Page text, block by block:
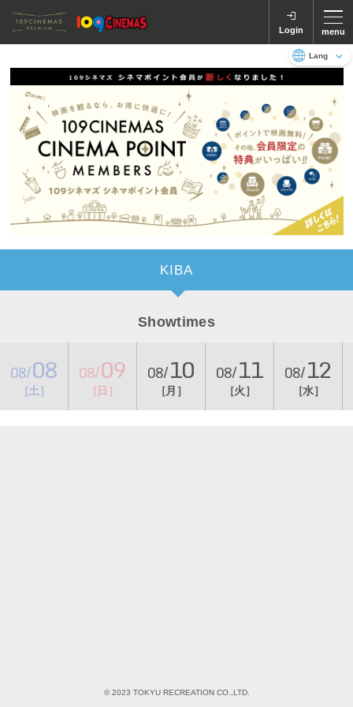
Login menu
KIBA
Showtimes
08/08
［土］
08/09
［日］
08/10
［月］
08/11
［火］
08/12
［水］
© 2023 TOKYU RECREATION CO.,LTD.